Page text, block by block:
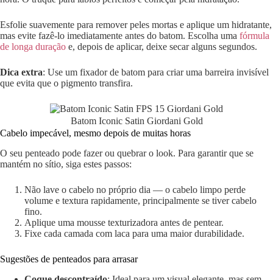
Esfolie suavemente para remover peles mortas e aplique um hidratante,
mas evite fazê-lo imediatamente antes do batom. Escolha uma fórmula
de longa duração e, depois de aplicar, deixe secar alguns segundos.
Dica extra: Use um fixador de batom para criar uma barreira invisível
que evita que o pigmento transfira.
Batom Iconic Satin Giordani Gold
Cabelo impecável, mesmo depois de muitas horas
O seu penteado pode fazer ou quebrar o look. Para garantir que se
mantém no sítio, siga estes passos:
Não lave o cabelo no próprio dia — o cabelo limpo perde
volume e textura rapidamente, principalmente se tiver cabelo
fino.
Aplique uma mousse texturizadora antes de pentear.
Fixe cada camada com laca para uma maior durabilidade.
Sugestões de penteados para arrasar